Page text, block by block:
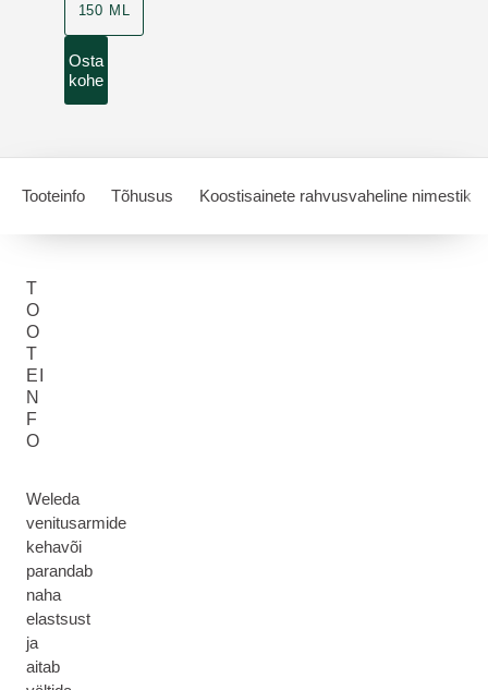
150 ML
Osta
kohe
Tooteinfo Tõhusus Koostisainete rahvusvaheline nimestik
T
O
O
T
EI
N
F
O
Weleda
venitusarmide
kehavõi
parandab
naha
elastsust
ja
aitab